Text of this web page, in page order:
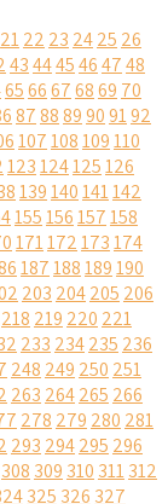
2122 23 2425 26
434445464748
6566676869 70
878889909192
107108109110
123124125126
139140141142
155156157158
171172173174
187188189190
203 204205 206
218 219 220 221
233 234235 236
248 249 250 251
263 264265 266
278 279 280 281
293 294295 296
308 309 310 311312
325 326 327